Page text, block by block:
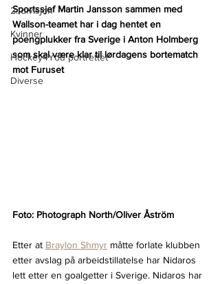
2. divisjon
Kvinner
Hockey4You portrettet
Diverse
Sportssjef Martin Jansson sammen med
Wallson-teamet har i dag hentet en
poengplukker fra Sverige i Anton Holmberg
som skal være klar til lørdagens bortematch
mot Furuset
Foto: Photograph North/Oliver Åström
Etter at Braylon Shmyr måtte forlate klubben
etter avslag på arbeidstillatelse har Nidaros
lett etter en goalgetter i Sverige. Nidaros har